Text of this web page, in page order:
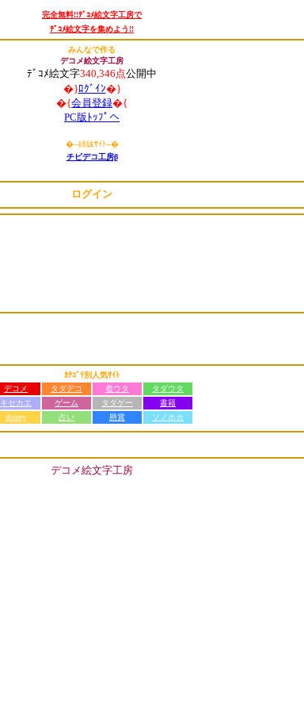
完全無料!!ﾃﾞｺﾒ絵文字工房で
ﾃﾞｺﾒ絵文字を集めよう!!
みんなで作る
デコメ絵文字工房
ﾃﾞｺﾒ絵文字340,346点公開中
�}ﾛｸﾞｲﾝ�}
�{会員登録�{
PC版ﾄｯﾌﾟへ
�--姉妹ｻｲﾄ--�
チビデコ工房β
ログイン
ｶﾃｺﾞﾘ別人気ｻｲﾄ
デコメ
タダデコ 着ウタ
タダウタ
キセカエ
ゲーム タダゲー
書籍
disney
占い 懸賞 ソノホカ
デコメ絵文字工房